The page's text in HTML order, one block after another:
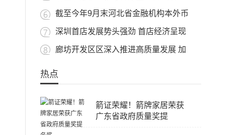
截至今年9月末河北省金融机构本外币
深圳首店发展势头强劲 首店经济呈现
廊坊开发区区深入推进高质量发展 加
热点
箭证荣耀！箭牌家居荣获
广东省政府质量奖提